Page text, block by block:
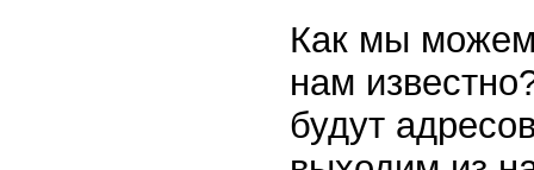
Как мы можем
нам
будут